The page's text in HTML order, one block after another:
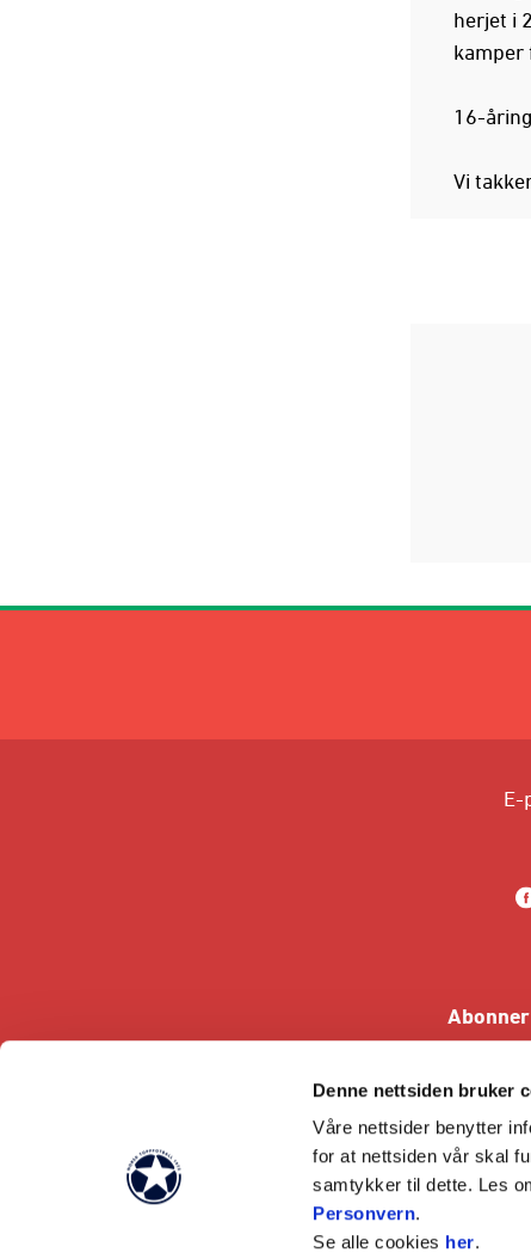
Denne nettsiden bruker
Våre nettsider benytter
for at nettsiden vår skal
samtykker til dette. Les
Personvern.
Se alle cookies her.
herjet i
kamper
16-
Vi
E-